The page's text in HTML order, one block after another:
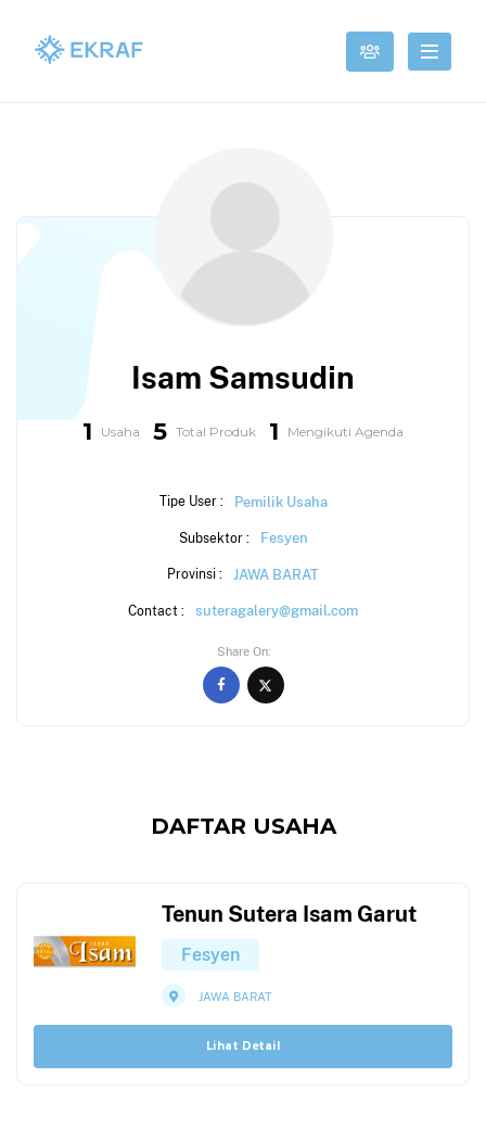
Isam Samsudin
1 Usaha 5 Total Produk 1 Mengikuti Agenda
Tipe User : Pemilik Usaha
Subsektor : Fesyen
Provinsi : JAWA BARAT
Contact : suteragalery@gmail.com
Share On
DAFTAR USAHA
Tenun Sutera Isam Garut
Fesyen
JAWA BARAT
Lihat Detail